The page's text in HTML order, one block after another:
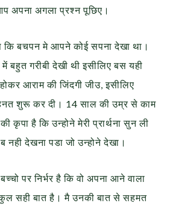
अपना अगला प्रश्न पूछिए।
कि बचपन मे आपने कोई सपना देखा था।
बहुत गरीबी देखी थी इसीलिए बस यही
आराम की जिंदगी जीउ, इसीलिए
शुरू कर दी। 14 साल की उम्र से काम
कृपा है कि उन्होने मेरी प्रार्थना सुन ली
देखना पडा जो उन्होने देखा।
पर निर्भर है कि वो अपना आने वाला
सही बात है। मै उनकी बात से सहमत